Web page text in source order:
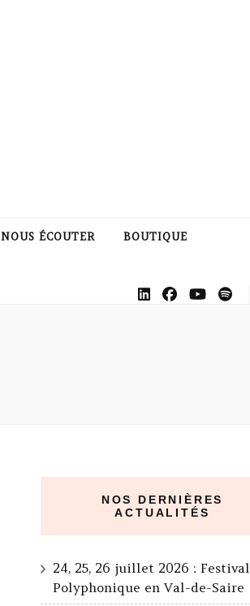
NOUS ÉCOUTER BOUTIQUE
NOS DERNIÈRES
ACTUALITÉS
24, 25, 26 juillet 2026 : Festival
Polyphonique en Val-de-Saire